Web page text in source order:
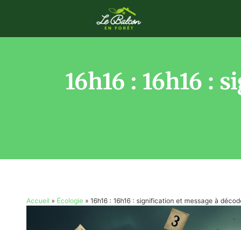
16h16 : 16h16 :
Accueil» Écologie » 16h16 : 16h16 : signification et message à